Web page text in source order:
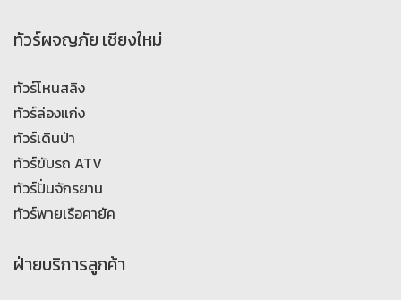
ทัวร์ผจญภัย เชียงใหม่
ทัวร์โหนสลิง
ทัวร์ล่องแก่ง
ทัวร์เดินป่า
ทัวร์ขับรถ ATV
ทัวร์ปั่นจักรยาน
ทัวร์พายเรือคายัค
ฝ่ายบริการลูกค้า